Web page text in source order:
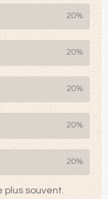
20%
20%
20%
20%
20%
souvent.